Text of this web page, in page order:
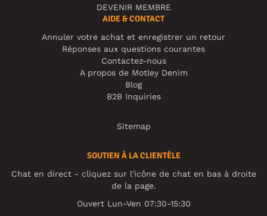
DEVENIR MEMBRE
AIDE & CONTACT
Annuler votre achat et enregistrer un retour
Réponses aux questions courantes
Contactez-nous
A propos de Motley Denim
Blog
B2B Inquiries
Sitemap
SOUTIEN À LA CLIENTÈLE
Chat en direct - cliquez sur l'icône de chat en bas à droite
de la page.
Ouvert Lun-Ven 07:30-15:30